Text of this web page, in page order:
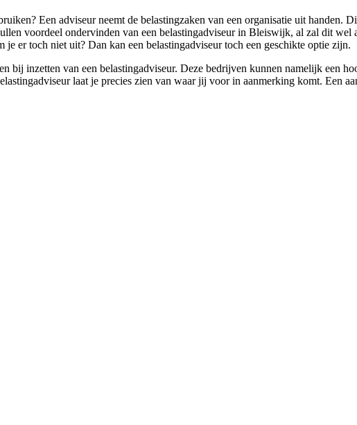
Een adviseur neemt de belastingzaken van een organisatie uit handen.
voordeel ondervinden van een belastingadviseur in Bleiswijk, al zal dit
er toch niet uit? Dan kan een belastingadviseur toch een geschikte optie zijn.
bij inzetten van een belastingadviseur. Deze bedrijven kunnen namelijk een
laat je precies zien van waar jij voor in aanmerking komt. Een